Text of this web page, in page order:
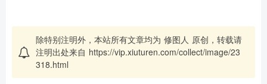
除特别注明外，本站所有文章均为 修图人 原创，转载请
注明出处来自 https://vip.xiuturen.com/collect/image/23
318.html